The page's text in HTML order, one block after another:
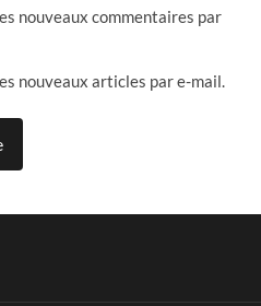
nouveaux commentaires par
nouveaux articles par e-mail.